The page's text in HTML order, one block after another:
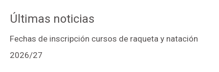
Últimas noticias
Fechas de inscripción cursos de raqueta y natación
2026/27